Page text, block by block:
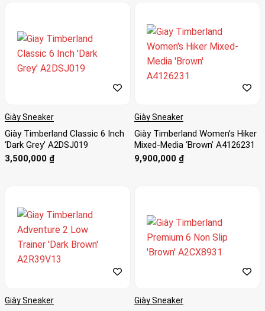
Giày Sneaker
Giày Timberland Classic 6 Inch
‘Dark Grey’ A2DSJ019
3,500,000 ₫
Giày Sneaker
Giày Timberland Women’s Hiker
Mixed-Media ‘Brown’ A4126231
9,900,000 ₫
Giày Sneaker Giày Sneaker